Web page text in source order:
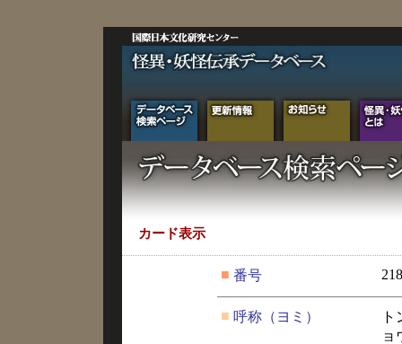
カード表示
■ 番号
■ 呼称（ヨミ）
ョ